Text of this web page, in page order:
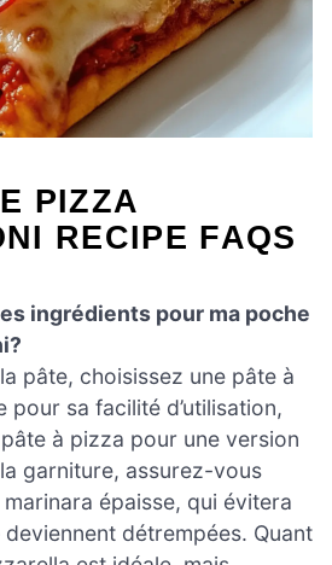
PIZZA
RECIPE FAQS
ingrédients pour ma poche
pâte, choisissez une pâte à
sa facilité d’utilisation,
à pizza pour une version
garniture, assurez-vous
marinara épaisse, qui évitera
détrempées. Quant